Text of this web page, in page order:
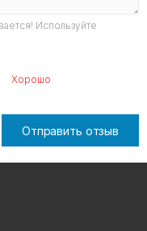
Используйте
Хорошо
Отправить отзыв